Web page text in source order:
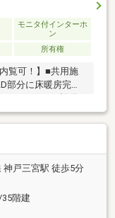
モニタ付インターホ
ン
所有権
覧可！】■共用施
部分に床暖房完備
便利
神戸三宮駅 徒歩5分
階建